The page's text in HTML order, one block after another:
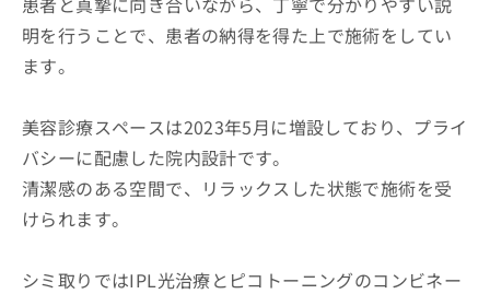
明を行うことで、患者の納得を得た上で施術をしてい
ます。
美容診療スペースは2023年5月に増設しており、プライ
バシーに配慮した院内設計です。
清潔感のある空間で、リラックスした状態で施術を受
けられます。
シミ取りではIPL光治療とピコトーニングのコンビネー